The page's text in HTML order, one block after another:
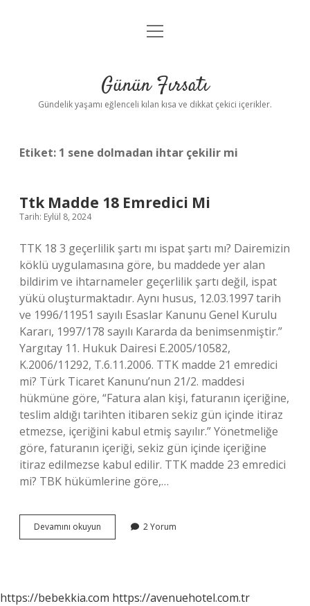
Anasayfa
Yasal Uyarı
menüyü
Günün Fırsatı
Gündelik yaşamı eğlenceli kılan kısa ve dikkat çekici içerikler.
Etiket: 1 sene dolmadan ihtar çekilir mi
Ttk Madde 18 Emredici Mi
Tarih: Eylül 8, 2024
TTK 18 3 geçerlilik şartı mı ispat şartı mı? Dairemizin
köklü uygulamasına göre, bu maddede yer alan
bildirim ve ihtarnameler geçerlilik şartı değil, ispat
yükü oluşturmaktadır. Aynı husus, 12.03.1997 tarih
ve 1996/11951 sayılı Esaslar Kanunu Genel Kurulu
Kararı, 1997/178 sayılı Kararda da benimsenmiştir.”
Yargıtay 11. Hukuk Dairesi E.2005/10582,
K.2006/11292, T.6.11.2006. TTK madde 21 emredici
mi? Türk Ticaret Kanunu’nun 21/2. maddesi
hükmüne göre, “Fatura alan kişi, faturanın içeriğine,
teslim aldığı tarihten itibaren sekiz gün içinde itiraz
etmezse, içeriğini kabul etmiş sayılır.” Yönetmeliğe
göre, faturanın içeriği, sekiz gün içinde içeriğine
itiraz edilmezse kabul edilir. TTK madde 23 emredici
mi? TBK hükümlerine göre,…
Devamını okuyun
Madde
2 Yorum
https://bebekkia.com https://avenuehotel.com.tr